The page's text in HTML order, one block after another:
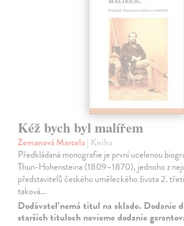
Kéž bych byl malířem
Zemanová Marcela| Kniha
Předkládaná monografie je první ucelenou
Thun-Hohensteina (1809–1870), jednoho z
představitelů českého uměleckého života 2.
taková…
Dodávateľ nemá titul na sklade. Dodanie
starších tituloch nevieme dodanie